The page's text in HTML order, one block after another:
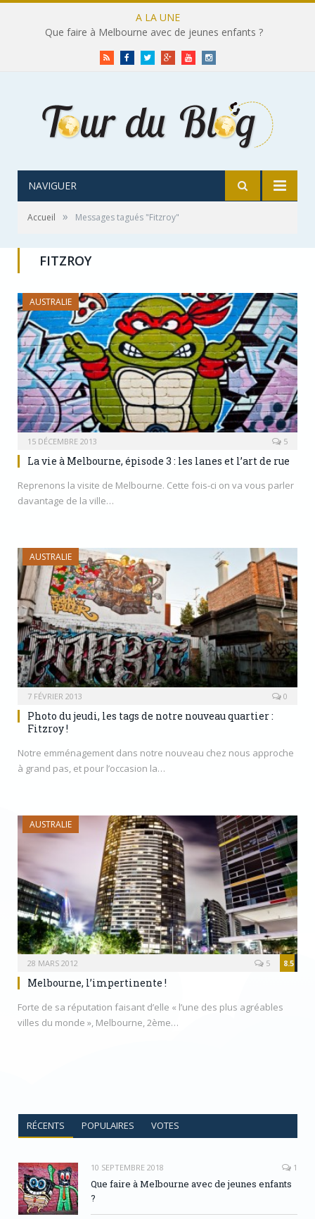
A LA UNE
Que faire à Melbourne avec de jeunes enfants ?
RSS FacebookTwitterGoogle+YoutubeInstagram
NAVIGUER
Accueil » Messages tagués "Fitzroy"
FITZROY
AUSTRALIE
15 DÉCEMBRE 2013 5
La vie à Melbourne, épisode 3 : les lanes et l’art de rue
Reprenons la visite de Melbourne. Cette fois-ci on va vous parler
davantage de la ville…
AUSTRALIE
7 FÉVRIER 2013 0
Photo du jeudi, les tags de notre nouveau quartier :
Fitzroy !
Notre emménagement dans notre nouveau chez nous approche
à grand pas, et pour l’occasion la…
AUSTRALIE
28 MARS 2012 8.5
5
Melbourne, l’impertinente !
Forte de sa réputation faisant d’elle « l’une des plus agréables
villes du monde », Melbourne, 2ème…
RÉCENTS POPULAIRES VOTES
10 SEPTEMBRE 2018 1
Que faire à Melbourne avec de jeunes enfants
?